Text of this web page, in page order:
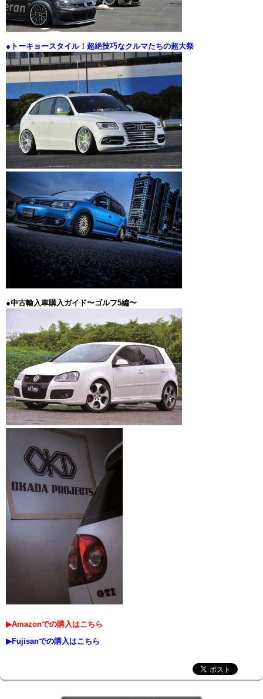
●トーキョースタイル！超絶技巧なクルマたちの超大祭
●中古輸入車購入ガイド〜ゴルフ5編〜
▶Amazonでの購入はこちら
▶Fujisanでの購入はこちら